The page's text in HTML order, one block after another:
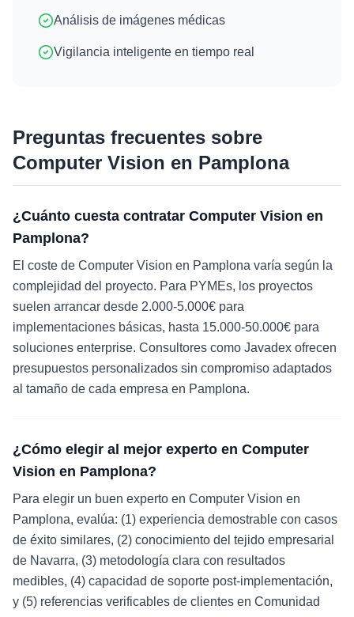
Análisis de imágenes médicas
Vigilancia inteligente en tiempo real
Preguntas frecuentes sobre
Computer Vision en Pamplona
¿Cuánto cuesta contratar Computer Vision en
Pamplona?
El coste de Computer Vision en Pamplona varía según la
complejidad del proyecto. Para PYMEs, los proyectos
suelen arrancar desde 2.000-5.000€ para
implementaciones básicas, hasta 15.000-50.000€ para
soluciones enterprise. Consultores como Javadex ofrecen
presupuestos personalizados sin compromiso adaptados
al tamaño de cada empresa en Pamplona.
¿Cómo elegir al mejor experto en Computer
Vision en Pamplona?
Para elegir un buen experto en Computer Vision en
Pamplona, evalúa: (1) experiencia demostrable con casos
de éxito similares, (2) conocimiento del tejido empresarial
de Navarra, (3) metodología clara con resultados
medibles, (4) capacidad de soporte post-implementación,
y (5) referencias verificables de clientes en Comunidad